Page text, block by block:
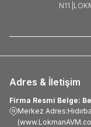
N11 |
Adres & İletişim
Firma Resmi Belge:
Merkez